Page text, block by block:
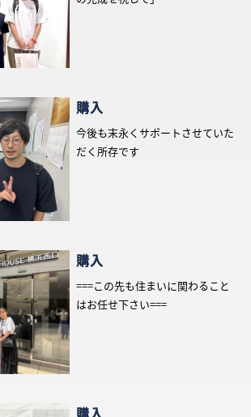
What’s MIRAKARE
購入
今後も末永くサポートさせていた
だく所存です
購入
===この先も住まいに関わること
はお任せ下さい===
購入